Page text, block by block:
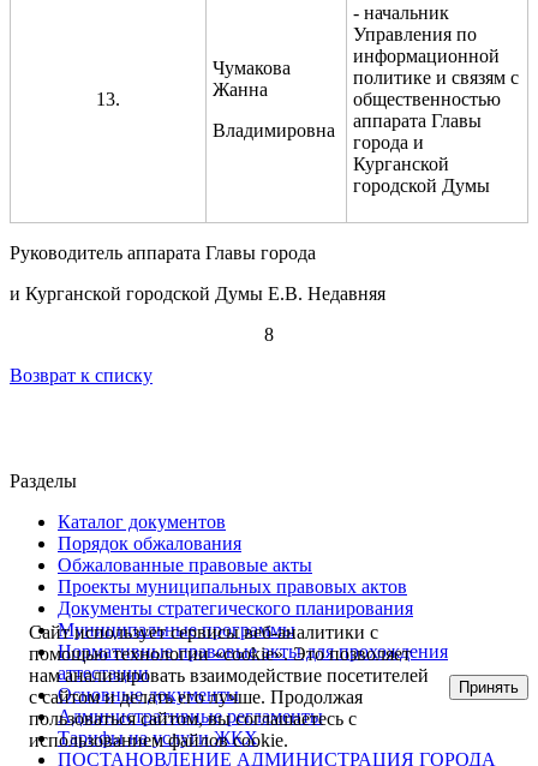
13.
Чумакова
Жанна
Владимировна
- начальник
Управления по
информационной
политике и связям с
общественностью
аппарата Главы
города и
Курганской
городской Думы
Руководитель аппарата Главы города
и Курганской городской Думы Е.В. Недавняя
8
Возврат к списку
Разделы
Каталог документов
Порядок обжалования
Обжалованные правовые акты
Проекты муниципальных правовых актов
Документы стратегического планирования
Муниципальные программы
Нормативные правовые акты для прохождения
аттестации
Основные документы
Административные регламенты
Тарифы на услуги ЖКХ
ПОСТАНОВЛЕНИЕ АДМИНИСТРАЦИЯ ГОРОДА
Сайт использует сервисы веб-аналитики с
помощью технологии «cookie». Это позволяет
нам анализировать взаимодействие посетителей
с сайтом и делать его лучше. Продолжая
пользоваться сайтом, вы соглашаетесь с
использованием файлов cookie.
Принять